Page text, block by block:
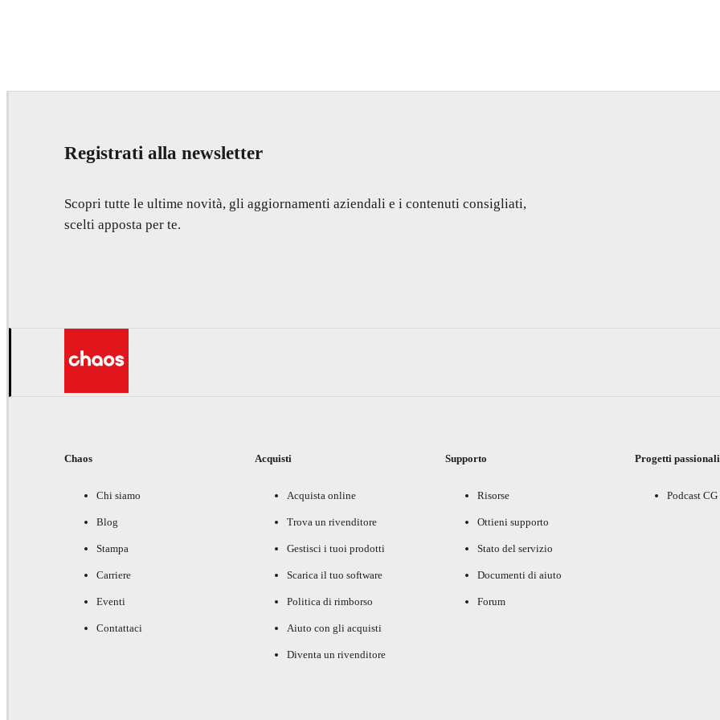
Registrati alla newsletter
Scopri tutte le ultime novità, gli aggiornamenti aziendali e i contenuti consigliati,
scelti apposta per te.
Chaos
Chi siamo
Blog
Stampa
Carriere
Eventi
Contattaci
Acquisti
Acquista online
Trova un rivenditore
Gestisci i tuoi prodotti
Scarica il tuo software
Politica di rimborso
Aiuto con gli acquisti
Diventa un rivenditore
Supporto
Risorse
Ottieni supporto
Stato del servizio
Documenti di aiuto
Forum
Progetti passionali
Podcast CG